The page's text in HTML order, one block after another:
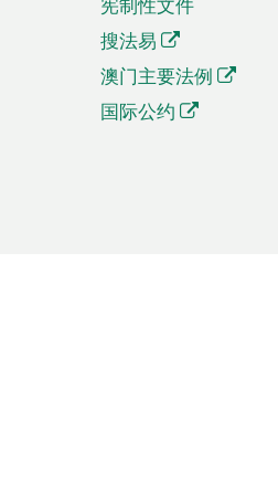
搜法易
澳门主要法例
国际公约